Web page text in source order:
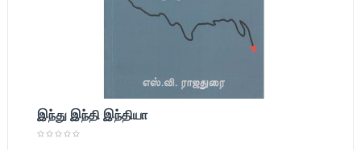
இந்து இந்தி இந்தியா